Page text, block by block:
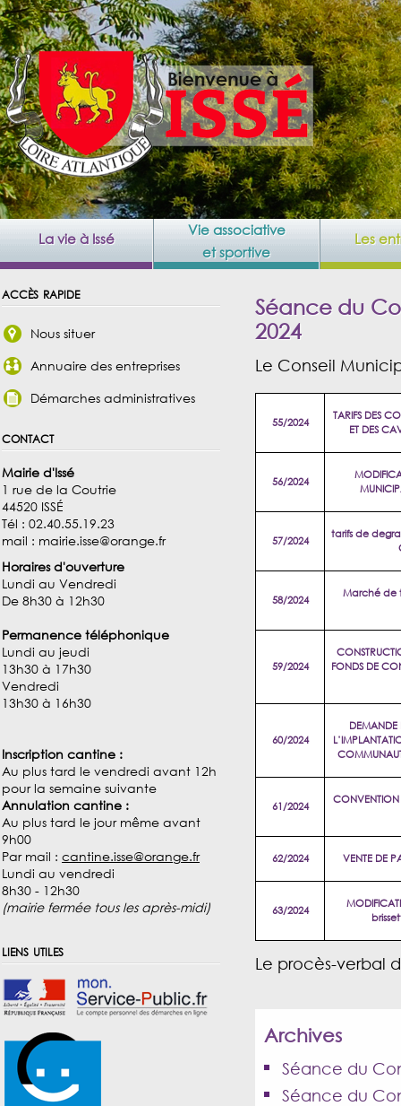
La vie à Issé
Vie associative
et sportive
Les
accès rapide
Nous situer
Annuaire des entreprises
Démarches administratives
contact
Mairie d'Issé
1 rue de la Coutrie
44520 ISSÉ
Tél : 02.40.55.19.23
mail : mairie.isse@orange.fr
Horaires d'ouverture
Lundi au Vendredi
De 8h30 à 12h30
Permanence téléphonique
Lundi au jeudi
13h30 à 17h30
Vendredi
13h30 à 16h30
Inscription cantine :
Au plus tard le vendredi avant 12h
pour la semaine suivante
Annulation cantine :
Au plus tard le jour même avant
9h00
Par mail : cantine.isse@orange.fr
Lundi au vendredi
8h30 - 12h30
(mairie fermée tous les après-midi)
liens utiles
Séance du
2024
Le Conseil
55/2024
TARIFS DES
ET DES
56/2024
57/2024
tarifs de
58/2024 Marché de
59/2024
FONDS DE
60/2024
DEMANDE
61/2024 CONVENTION
62/2024 VENTE DE
63/2024
Le procès-verbal
Archives
Séance du
Séance du